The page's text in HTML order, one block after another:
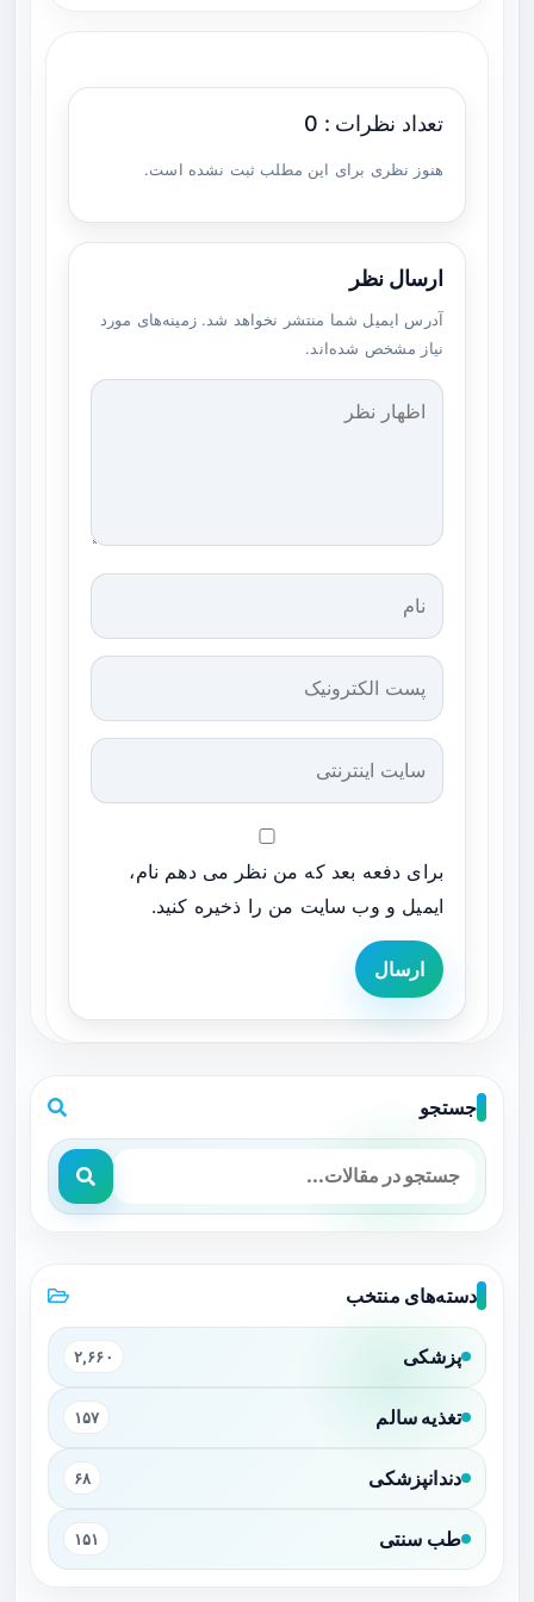
تعداد نظرات : 0
هنوز نظری برای این مطلب ثبت نشده است.
ارسال نظر
آدرس ایمیل شما منتشر نخواهد شد. زمینه‌های مورد
نیاز مشخص شده‌اند.
برای دفعه بعد که من نظر می دهم نام،
ایمیل و وب سایت من را ذخیره کنید.
ارسال
جستجو
دسته‌های منتخب
پزشکی ۲,۶۶۰
تغذیه سالم ۱۵۷
دندانپزشکی ۶۸
طب سنتی ۱۵۱